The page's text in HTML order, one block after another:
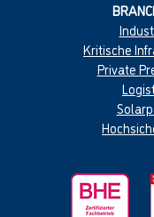
Kritische
Private